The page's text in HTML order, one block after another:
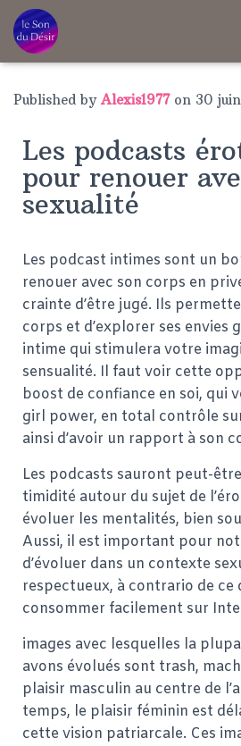
Published by Alexis1977on 30
Les podcasts
pour renouer
sexualité
Les podcast intimes sont un
renouer avec son corps en
crainte d’être jugé. Ils
corps et d’explorer ses envies
intime qui stimulera votre
sensualité. Il faut voir cette
boost de confiance en soi, qui
girl power, en total contrôle
ainsi d’avoir un rapport à son
Les podcasts sauront peut-
timidité autour du sujet de
évoluer les mentalités, bien
Aussi, il est important pour
d’évoluer dans un contexte
respectueux, à contrario de ce
consommer facilement sur
images avec lesquelles la
avons évolués sont trash,
plaisir masculin au centre de
temps, le plaisir féminin est
cette vision patriarcale. Ces